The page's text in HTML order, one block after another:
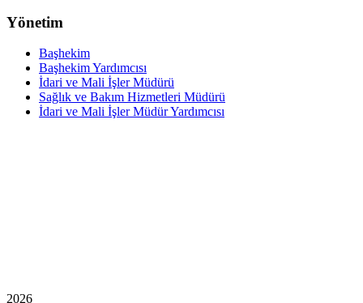
Yönetim
Başhekim
Başhekim Yardımcısı
İdari ve Mali İşler Müdürü
Sağlık ve Bakım Hizmetleri Müdürü
İdari ve Mali İşler Müdür Yardımcısı
2026